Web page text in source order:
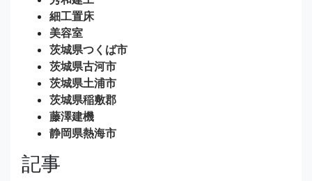
細工置床
美容室
茨城県つくば市
茨城県古河市
茨城県土浦市
茨城県稲敷郡
藤澤建機
静岡県熱海市
記事